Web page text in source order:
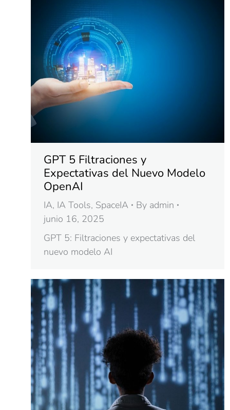
GPT 5 Filtraciones y
Expectativas del Nuevo Modelo
OpenAI
IA, IA Tools, SpaceIA By admin
junio 16, 2025
GPT 5: Filtraciones y expectativas del
nuevo modelo AI